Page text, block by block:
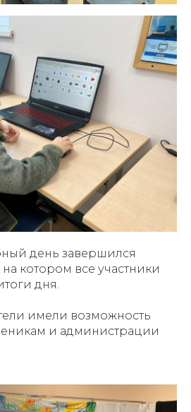
день завершился
котором все участники
дня.
имели возможность
и администрации